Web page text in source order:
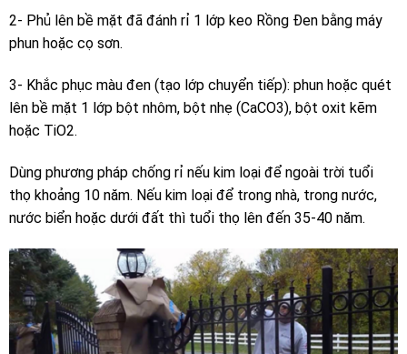
2- Phủ lên bề mặt đã đánh rỉ 1 lớp keo Rồng Đen bằng máy
phun hoặc cọ sơn.
3- Khắc phục màu đen (tạo lớp chuyển tiếp): phun hoặc quét
lên bề mặt 1 lớp bột nhôm, bột nhẹ (CaCO3), bột oxit kẽm
hoặc TiO2.
Dùng phương pháp chống rỉ nếu kim loại để ngoài trời tuổi
thọ khoảng 10 năm. Nếu kim loại để trong nhà, trong nước,
nước biển hoặc dưới đất thì tuổi thọ lên đến 35-40 năm.